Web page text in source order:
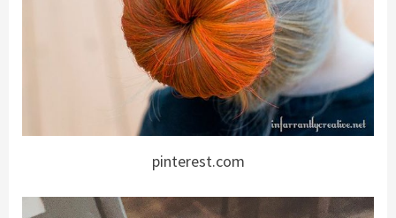
pinterest.com